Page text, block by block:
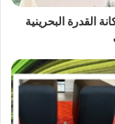
القدرة البحرينية